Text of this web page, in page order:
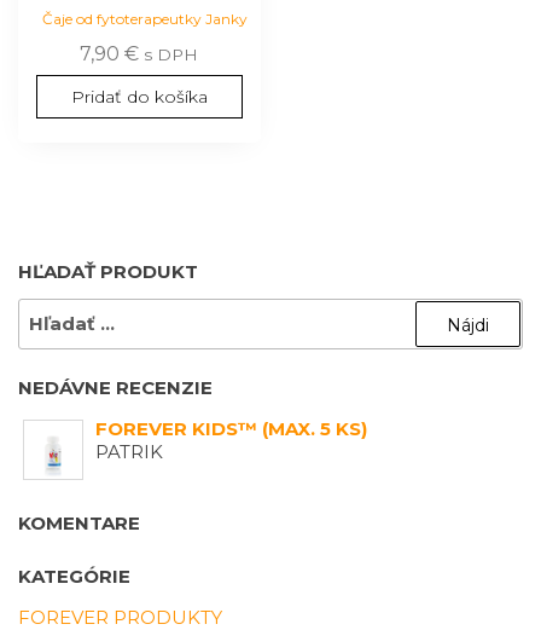
Čaje od fytoterapeutky Janky
7,90€ s DPH
Pridať do košíka
HĽADAŤ PRODUKT
HĽADAŤ:
NEDÁVNE RECENZIE
FOREVER KIDS™ (MAX. 5 KS)
PATRIK
KOMENTARE
KATEGÓRIE
FOREVER PRODUKTY